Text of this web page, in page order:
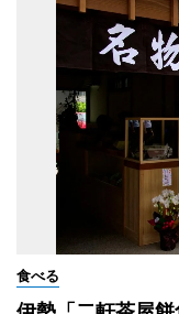
食べる